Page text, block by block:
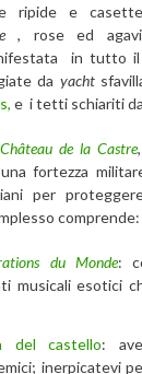
ripide e
, rose ed
in tutto
da yacht
e i tetti schiariti
Château de la Castre
fortezza
per
comprende:
du Monde:
musicali esotici
del castello:
inerpicatevi